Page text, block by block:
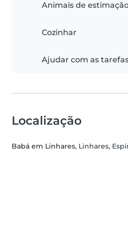
Animais de
Cozinhar
Ajudar com as
Localização
Babá em Linhares, Linhares,